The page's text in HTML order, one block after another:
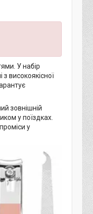
У набір
високоякісної
зовнішній
у поїздках.
у